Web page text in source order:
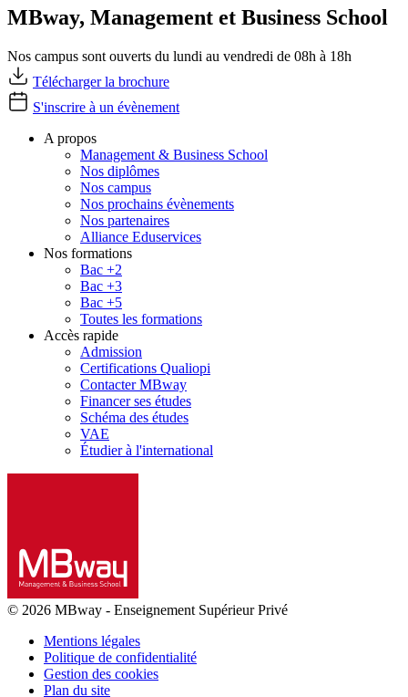
MBway, Management et Business School
Nos campus sont ouverts du lundi au vendredi de 08h à 18h
Télécharger la brochure
S'inscrire à un évènement
A propos
Management & Business School
Nos diplômes
Nos campus
Nos prochains évènements
Nos partenaires
Alliance Eduservices
Nos formations
Bac +2
Bac +3
Bac +5
Toutes les formations
Accès rapide
Admission
Certifications Qualiopi
Contacter MBway
Financer ses études
Schéma des études
VAE
Étudier à l'international
© 2026 MBway - Enseignement Supérieur Privé
Mentions légales
Politique de confidentialité
Gestion des cookies
Plan du site